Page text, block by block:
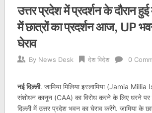
उत्तर प्रदेश में प्रदर्शन के दौरान हुई
में छात्रों का प्रदर्शन आज, UP
घेराव
By News Desk देश विदेश 0
नई दिल्ली. जामिया मिलिया इस्लामिया (Jamia Millia
संशोधन कानून (CAA) का विरोध करने के लिए धरने पर
दिल्ली में उत्तर प्रदेश भवन का घेराव करेंगे. जामिया के